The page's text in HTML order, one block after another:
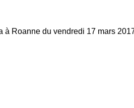
Roanne du vendredi 17 mars